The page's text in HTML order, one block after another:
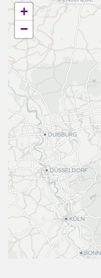
+
−